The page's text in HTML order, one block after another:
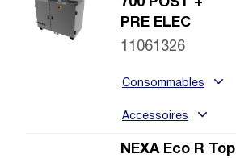
700 POST +
PRE ELEC
11061326
Consommables
Accessoires
NEXA Eco R Top